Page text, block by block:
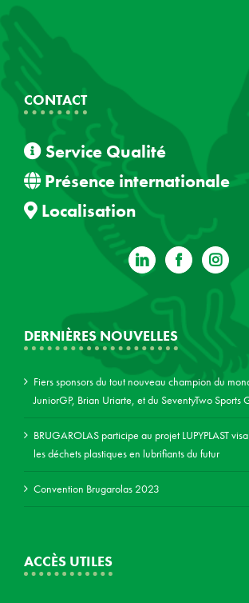
CONTACT
Service Qualité
Présence internationale
Localisation
DERNIÈRES NOUVELLES
Fiers sponsors du tout nouveau champion du
JuniorGP, Brian Uriarte, et du SeventyTwo Sports
BRUGAROLAS participe au projet LUPYPLAST
les déchets plastiques en lubrifiants du futur
Convention Brugarolas 2023
ACCÈS UTILES